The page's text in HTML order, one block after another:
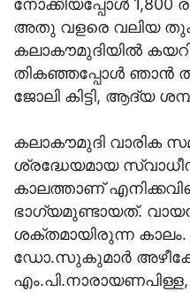
നോക്കിയപ്പോള്‍
അതു വളരെ വലിയ
കലാകൗമുദിയില്‍
തികഞ്ഞപ്പോള്‍ ഞാന്‍
ജോലി കിട്ടി, ആദ്യ
കലാകൗമുദി വാരിക
ശ്രദ്ധേയമായ
കാലത്താണ്
ഭാഗ്യമുണ്ടായത്.
ശക്തമായിരുന്ന
ഡോ.സുകുമാര്‍
എം.പി.നാരായണപിള്ള,